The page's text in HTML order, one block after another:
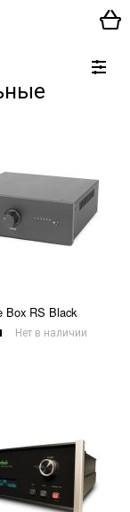
Box RS Black
Нет в наличии